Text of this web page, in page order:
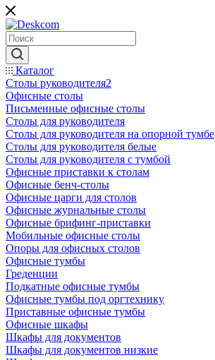
Каталог
Столы руководителя2
Офисные столы
Письменные офисные столы
Столы для руководителя
Столы для руководителя на опорной тумбе
Столы для руководителя белые
Столы для руководителя с тумбой
Офисные приставки к столам
Офисные бенч-столы
Офисные царги для столов
Офисные журнальные столы
Офисные брифинг-приставки
Мобильные офисные столы
Опоры для офисных столов
Офисные тумбы
Греденции
Подкатные офисные тумбы
Офисные тумбы под оргтехнику
Приставные офисные тумбы
Офисные шкафы
Шкафы для документов
Шкафы для документов низкие